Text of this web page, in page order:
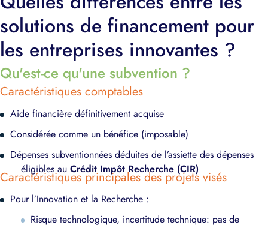
solutions de financement pour
les entreprises innovantes ?
Qu'est-ce qu'une subvention ?
Caractéristiques comptables
Aide financière définitivement acquise
Considérée comme un bénéfice (imposable)
Dépenses subventionnées déduites de l’assiette des dépenses
éligibles au Crédit Impôt Recherche (CIR)
Caractéristiques principales des projets visés
Pour l’Innovation et la Recherche :
Risque technologique, incertitude technique: pas de